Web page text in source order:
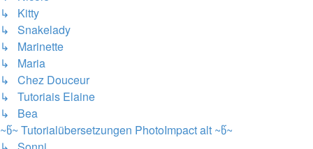
↳ Kitty
↳ Snakelady
↳ Marinette
↳ Maria
↳ Chez Douceur
↳ Tutoriais Elaine
↳ Bea
~წ~ Tutorialübersetzungen PhotoImpact alt ~წ~